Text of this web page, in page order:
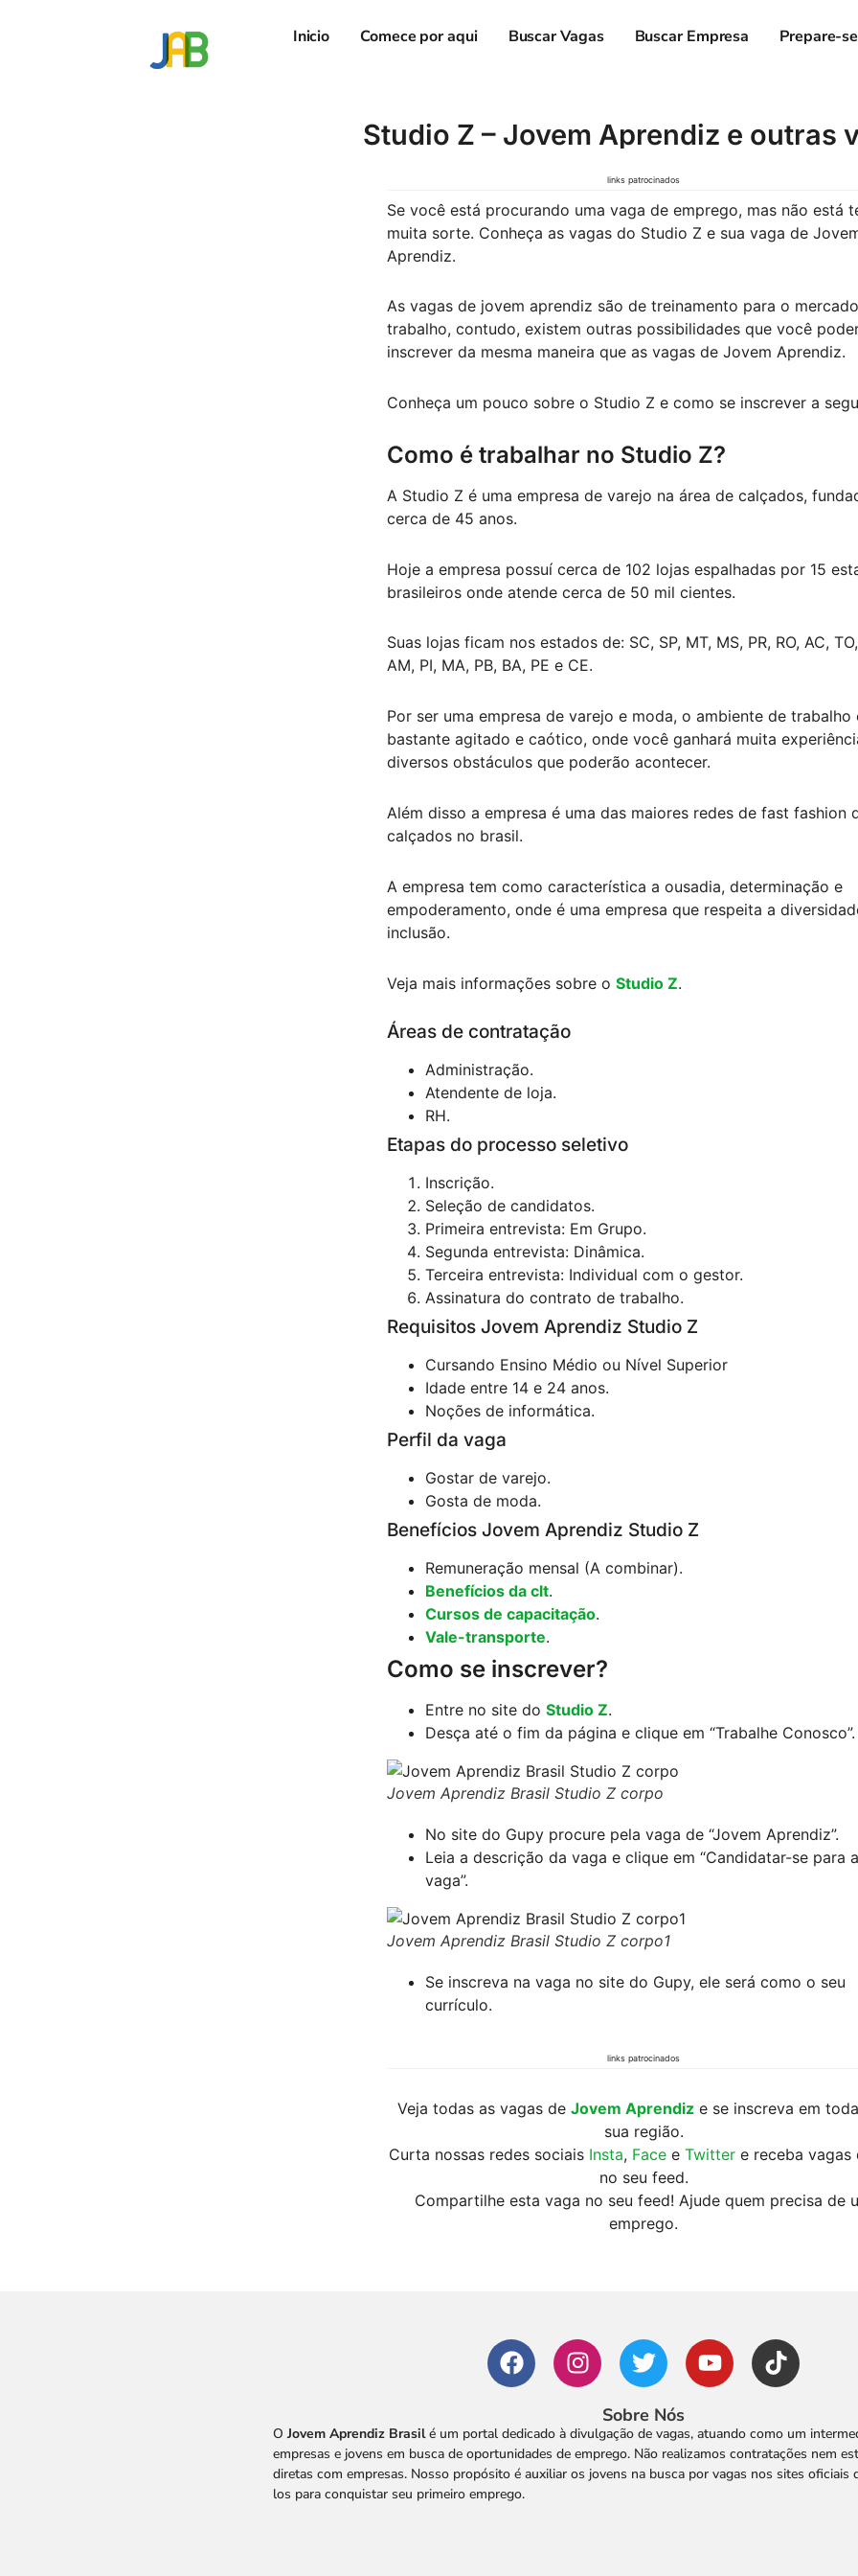
Inicio Comece por aqui Buscar Vagas Buscar Empresa Prepare-se
Studio Z – Jovem Aprendiz e outras
links patrocinados
Se você está procurando uma vaga de emprego, mas não está
muita sorte. Conheça as vagas do Studio Z e sua vaga de
Aprendiz.
As vagas de jovem aprendiz são de treinamento para o
trabalho, contudo, existem outras possibilidades que você
inscrever da mesma maneira que as vagas de Jovem Aprendiz.
Conheça um pouco sobre o Studio Z e como se inscrever a
Como é trabalhar no Studio Z?
A Studio Z é uma empresa de varejo na área de calçados,
cerca de 45 anos.
Hoje a empresa possuí cerca de 102 lojas espalhadas por 15
brasileiros onde atende cerca de 50 mil cientes.
Suas lojas ficam nos estados de: SC, SP, MT, MS, PR, RO, AC,
AM, PI, MA, PB, BA, PE e CE.
Por ser uma empresa de varejo e moda, o ambiente de trabalho
bastante agitado e caótico, onde você ganhará muita
diversos obstáculos que poderão acontecer.
Além disso a empresa é uma das maiores redes de fast fashion
calçados no brasil.
A empresa tem como característica a ousadia, determinação e
empoderamento, onde é uma empresa que respeita a
inclusão.
Veja mais informações sobre o Studio Z.
Áreas de contratação
Administração.
Atendente de loja.
RH.
Etapas do processo seletivo
Inscrição.
Seleção de candidatos.
Primeira entrevista: Em Grupo.
Segunda entrevista: Dinâmica.
Terceira entrevista: Individual com o gestor.
Assinatura do contrato de trabalho.
Requisitos Jovem Aprendiz Studio Z
Cursando Ensino Médio ou Nível Superior
Idade entre 14 e 24 anos.
Noções de informática.
Perfil da vaga
Gostar de varejo.
Gosta de moda.
Benefícios Jovem Aprendiz Studio Z
Remuneração mensal (A combinar).
Benefícios da clt.
Cursos de capacitação.
Vale-transporte.
Como se inscrever?
Entre no site do Studio Z.
Desça até o fim da página e clique em “Trabalhe Conosco”.
Jovem Aprendiz Brasil Studio Z corpo
No site do Gupy procure pela vaga de “Jovem Aprendiz”.
Leia a descrição da vaga e clique em “Candidatar-se para a
vaga”.
Jovem Aprendiz Brasil Studio Z corpo1
Se inscreva na vaga no site do Gupy, ele será como o seu
currículo.
links patrocinados
Veja todas as vagas de Jovem Aprendiz e se inscreva em
sua região.
Curta nossas redes sociais Insta, Facee Twittere receba vagas
no seu feed.
Compartilhe esta vaga no seu feed! Ajude quem precisa de
emprego.
Sobre Nós
O Jovem Aprendiz Brasilé um portal dedicado à divulgação de vagas, atuando como um
empresas e jovens em busca de oportunidades de emprego. Não realizamos contratações nem
diretas com empresas. Nosso propósito é auxiliar os jovens na busca por vagas nos sites oficiais
los para conquistar seu primeiro emprego.